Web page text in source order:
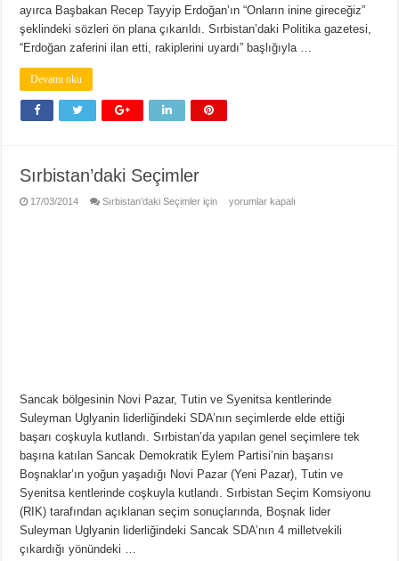
ayırca Başbakan Recep Tayyip Erdoğan’ın “Onların inine gireceğiz”
şeklindeki sözleri ön plana çıkarıldı. Sırbistan’daki Politika gazetesi,
“Erdoğan zaferini ilan etti, rakiplerini uyardı” başlığıyla …
Devamı oku
Sırbistan’daki Seçimler
17/03/2014 Sırbistan’daki Seçimler için yorumlar kapalı
Sancak bölgesinin Novi Pazar, Tutin ve Syenitsa kentlerinde
Suleyman Uglyanin liderliğindeki SDA’nın seçimlerde elde ettiği
başarı coşkuyla kutlandı. Sırbistan’da yapılan genel seçimlere tek
başına katılan Sancak Demokratik Eylem Partisi’nin başarısı
Boşnaklar’ın yoğun yaşadığı Novi Pazar (Yeni Pazar), Tutin ve
Syenitsa kentlerinde coşkuyla kutlandı. Sırbistan Seçim Komsiyonu
(RIK) tarafından açıklanan seçim sonuçlarında, Boşnak lider
Suleyman Uglyanin liderliğindeki Sancak SDA’nın 4 milletvekili
çıkardığı yönündeki …